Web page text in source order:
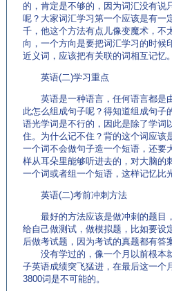
的，肯定是不够的，因为词汇没有说
呢？大家词汇学习第一个应该是有一
千，他这个方法有点儿像变魔术，不
向，一个方向是要把词汇学习的时候
近义词，应该把有关联的词相互记忆
英语(二)学习重点
英语是一种语言，任何语言都是由
此怎么组成句子呢？得知道组成句子
语光学词是不行的，因此是除了学词
住。为什么记不住？背的这个词应该
一个词不会做句子造一个短语，还要
样从耳朵里能够听进去的，对大脑的
一个词或者组一个短语，这样记忆比
英语(二)考前冲刺方法
最好的方法应该是做冲刺的题目，
给自己做测试，做模拟题，比如要设
后做考试题，因为考试的真题都有答
没有学过的，像一个月以前根本就
子英语成绩突飞猛进，在最后这一个
3800词是不可能的。